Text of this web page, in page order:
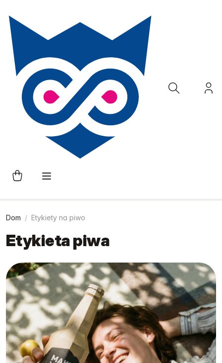
Dom Etykiety na piwo
Etykieta piwa